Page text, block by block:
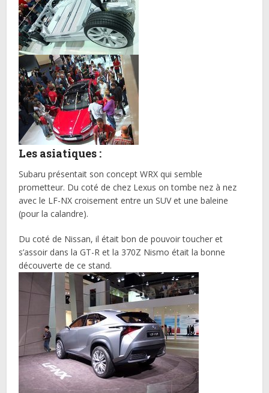
Les asiatiques :
Subaru présentait son concept WRX qui semble
prometteur. Du coté de chez Lexus on tombe nez à nez
avec le LF-NX croisement entre un SUV et une baleine
(pour la calandre).
Du coté de Nissan, il était bon de pouvoir toucher et
s’assoir dans la GT-R et la 370Z Nismo était la bonne
découverte de ce stand.